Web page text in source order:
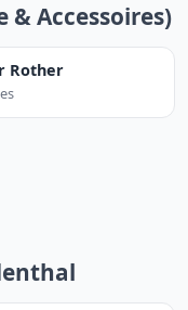
& Accessoires)
Rother